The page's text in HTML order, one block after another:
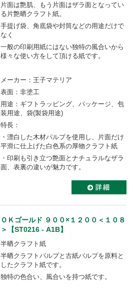
片面は艶肌、もう片面はザラ面となってい
る片艶晒クラフト紙。
手提げ袋、角底袋や封筒などの用途だけで
なく
一般の印刷用紙にはない独特の風合いから
様々な使い方をして頂ける紙です。
メーカー：王子マテリア
表面：非塗工
用途：ギフトラッピング、パッケージ、包
装用途、袋(製袋用途)
特長：
・漂白した木材パルプを使用し、片面だけ
平滑に仕上げた白色系の厚物クラフト紙
・印刷も引き立つ艶面とナチュラルなザラ
面、表裏の違いが魅力です。
ＯＫゴールド ９００×１２００＜１０８
＞【ST0216 - A1B】
半晒クラフト紙
半晒クラフトパルプと古紙パルプを原料と
したクラフト紙です。
独特の色合い、風合いを持つ紙です。